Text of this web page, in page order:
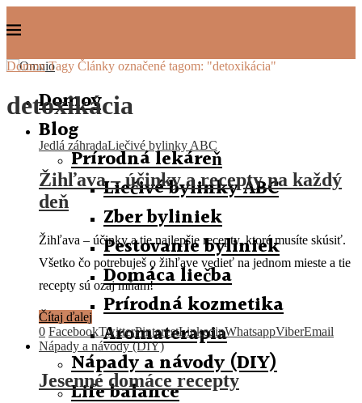
Domov
Blog
Prírodná lekáreň
Liečivé bylinky ABC
Zber byliniek
Pestovanie byliniek
Domáca liečba
Prírodná kozmetika
Aromaterapia
Nápady a návody (DIY)
Life balance
Domov Tagy Články označené tagom: "detoxikácia"
detoxikácia
Jedlá záhradaLiečivé bylinky ABC
Žihľava – účinky a recepty na každý
deň
Žihľava – účinky a tie najlepšie recepty, ktoré musíte skúsiť.
Všetko čo potrebuješ o žihľave vedieť na jednom mieste a tie
recepty sú ozaj mňam!
Čítaj ďalej
0 FacebookTwitterPinterestLinkedinWhatsappViberEmail
Nápady a návody (DIY)
Jesenné domáce recepty